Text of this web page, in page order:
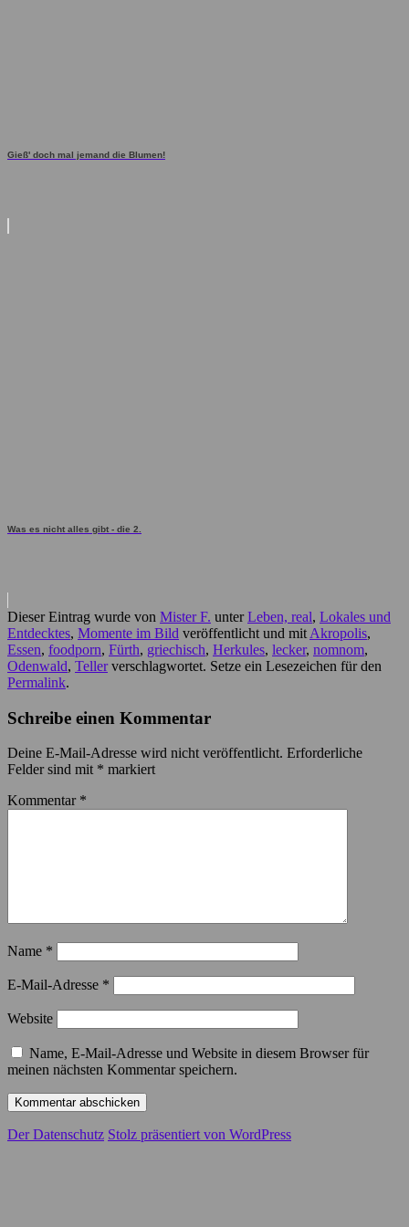
Gieß' doch mal jemand die Blumen!
Was es nicht alles gibt - die 2.
Dieser Eintrag wurde von Mister F. unterLeben, real, Lokales und
Entdecktes, Momente im Bild veröffentlicht und mit Akropolis,
Essen, foodporn, Fürth, griechisch, Herkules, lecker, nomnom,
Odenwald, Tellerverschlagwortet. Setze ein Lesezeichen für den
Permalink.
Schreibe einen Kommentar
Deine E-Mail-Adresse wird nicht veröffentlicht. Erforderliche
Felder sind mit * markiert
Kommentar *
Name *
E-Mail-Adresse *
Website
Name, E-Mail-Adresse und Website in diesem Browser für
meinen nächsten Kommentar speichern.
Der Datenschutz Stolz präsentiert von WordPress